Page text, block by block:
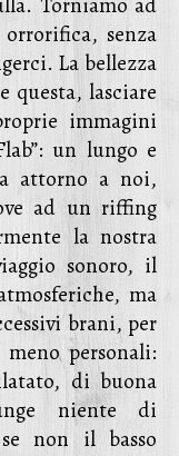
senza
La bellezza
questa, lasciare
immagini
un lungo e
attorno a noi,
ad un riffing
la nostra
sonoro, il
ma
brani, per
personali:
di buona
niente di
se non il basso